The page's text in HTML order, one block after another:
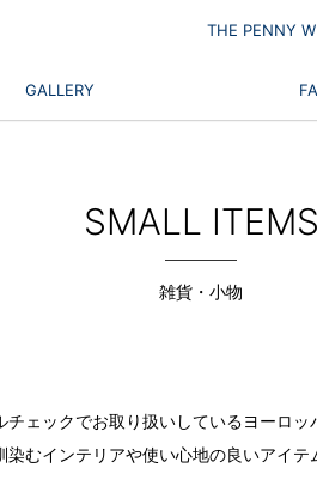
THE PENNY
GALLERY
SMALL ITEMS
雑貨・小物
チェックでお取り扱いしているヨーロ
染むインテリアや使い心地の良いアイテ